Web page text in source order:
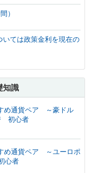
）
いては政策金利を現在の
知識
め通貨ペア ～豪ドル
初心者
め通貨ペア ～ユーロポ
心者